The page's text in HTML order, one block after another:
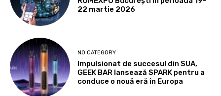
22 martie 2026
NO CATEGORY
Impulsionat de succesul din SUA,
GEEK BAR lansează SPARK pentru a
conduce o nouă eră în Europa